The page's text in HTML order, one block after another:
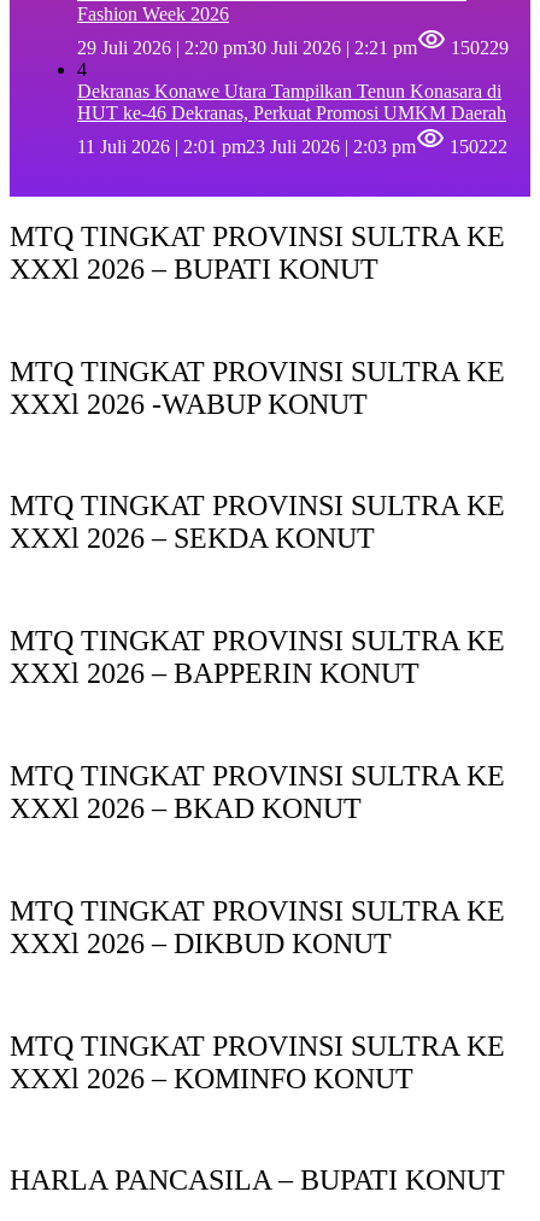
Fashion Week 2026
29 Juli 2026 | 2:20 pm30 Juli 2026 | 2:21 pm
150229
4
Dekranas Konawe Utara Tampilkan Tenun Konasara di
HUT ke-46 Dekranas, Perkuat Promosi UMKM Daerah
11 Juli 2026 | 2:01 pm23 Juli 2026 | 2:03 pm 150222
MTQ TINGKAT PROVINSI SULTRA KE
XXXl 2026 – BUPATI KONUT
MTQ TINGKAT PROVINSI SULTRA KE
XXXl 2026 -WABUP KONUT
MTQ TINGKAT PROVINSI SULTRA KE
XXXl 2026 – SEKDA KONUT
MTQ TINGKAT PROVINSI SULTRA KE
XXXl 2026 – BAPPERIN KONUT
MTQ TINGKAT PROVINSI SULTRA KE
XXXl 2026 – BKAD KONUT
MTQ TINGKAT PROVINSI SULTRA KE
XXXl 2026 – DIKBUD KONUT
MTQ TINGKAT PROVINSI SULTRA KE
XXXl 2026 – KOMINFO KONUT
HARLA PANCASILA – BUPATI KONUT